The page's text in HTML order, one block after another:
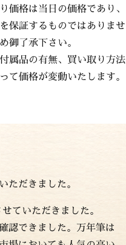
価格は当日の価格であり、
保証するものではありませ
御了承下さい。
属品の有無、買い取り方法
て価格が変動いたします。
だきました。
ていただきました。
認できました。万年筆は